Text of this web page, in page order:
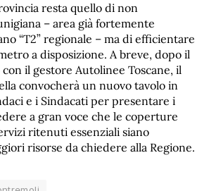
resta quello di non
– area già fortemente
“T2” regionale – ma di efficientare
a disposizione. A breve, dopo il
il gestore Autolinee Toscane, il
convocherà un nuovo tavolo in
e i Sindacati per presentare i
a gran voce che le coperture
ritenuti essenziali siano
risorse da chiedere alla Regione.